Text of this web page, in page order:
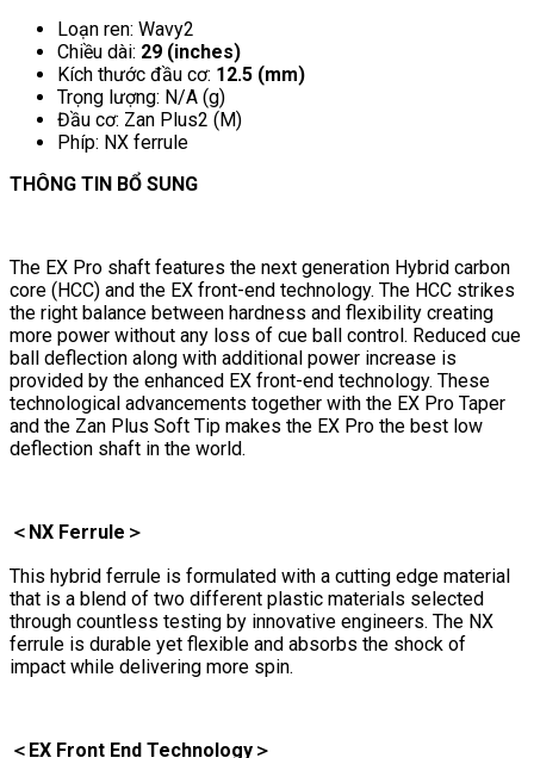
Loạn ren: Wavy2
Chiều dài: 29 (inches)
Kích thước đầu cơ: 12.5 (mm)
Trọng lượng: N/A (g)
Đầu cơ: Zan Plus2 (M)
Phíp: NX ferrule
THÔNG TIN BỔ SUNG
The EX Pro shaft features the next generation Hybrid carbon
core (HCC) and the EX front-end technology. The HCC strikes
the right balance between hardness and flexibility creating
more power without any loss of cue ball control. Reduced cue
ball deflection along with additional power increase is
provided by the enhanced EX front-end technology. These
technological advancements together with the EX Pro Taper
and the Zan Plus Soft Tip makes the EX Pro the best low
deflection shaft in the world.
＜NX Ferrule＞
This hybrid ferrule is formulated with a cutting edge material
that is a blend of two different plastic materials selected
through countless testing by innovative engineers. The NX
ferrule is durable yet flexible and absorbs the shock of
impact while delivering more spin.
＜EX Front End Technology＞